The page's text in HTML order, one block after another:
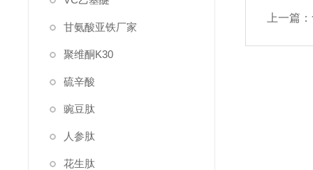
甘氨酸亚铁厂家
聚维酮K30
硫辛酸
豌豆肽
人参肽
花生肽
上一篇：